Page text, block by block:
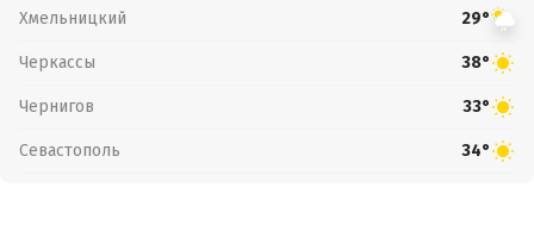
Хмельницкий 29°
Черкассы 38°
Чернигов 33°
Севастополь 34°